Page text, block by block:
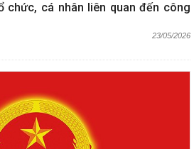
chức, cá nhân liên quan đến công
23/05/2026